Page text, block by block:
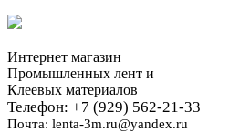
Интернет магазин
Промышленных лент и
Клеевых материалов
Телефон: +7 (929) 562-21-33
Почта: lenta-3m.ru@yandex.ru